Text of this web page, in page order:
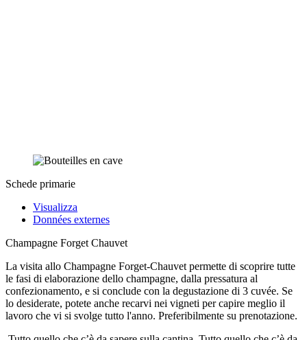
Schede primarie
Visualizza
Données externes
Champagne Forget Chauvet
La visita allo Champagne Forget-Chauvet permette di scoprire tutte
le fasi di elaborazione dello champagne, dalla pressatura al
confezionamento, e si conclude con la degustazione di 3 cuvée. Se
lo desiderate, potete anche recarvi nei vigneti per capire meglio il
lavoro che vi si svolge tutto l'anno. Preferibilmente su prenotazione.